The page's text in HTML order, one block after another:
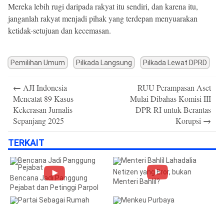
Mereka lebih rugi daripada rakyat itu sendiri, dan karena itu,
janganlah rakyat menjadi pihak yang terdepan menyuarakan
ketidak-setujuan dan kecemasan.
Pemilihan Umum Pilkada Langsung Pilkada Lewat DPRD
navigation
← AJI Indonesia
Mencatat 89 Kasus
Kekerasan Jurnalis
Sepanjang 2025
RUU Perampasan Aset
Mulai Dibahas Komisi III
DPR RI untuk Berantas
Korupsi →
TERKAIT
Bencana Jadi Panggung
Pejabat dan Petinggi Parpol
Netizen yang Eror, bukan
Menteri Bahlil?